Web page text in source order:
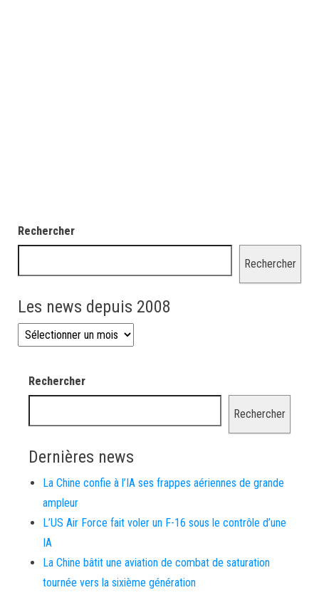
Rechercher
Rechercher
Les news depuis 2008
Les news depuis 2008
Rechercher
Rechercher
Dernières news
La Chine confie à l’IA ses frappes aériennes de grande
ampleur
L’US Air Force fait voler un F-16 sous le contrôle d’une
IA
La Chine bâtit une aviation de combat de saturation
tournée vers la sixième génération